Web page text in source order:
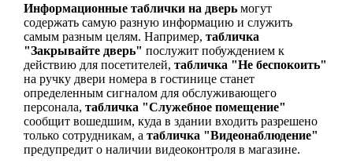
Информационные таблички на дверьмогут
содержать самую разную информацию и служить
самым разным целям. Например, табличка
"Закрывайте дверь" послужит побуждением к
действию для посетителей, табличка "Не беспокоить"
на ручку двери номера в гостинице станет
определенным сигналом для обслуживающего
персонала, табличка "Служебное помещение"
сообщит вошедшим, куда в здании входить разрешено
только сотрудникам, а табличка "Видеонаблюдение"
предупредит о наличии видеоконтроля в магазине.